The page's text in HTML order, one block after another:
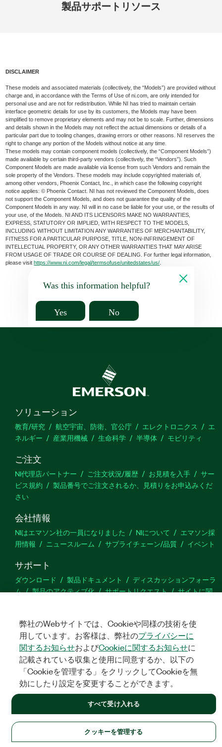
製品サポート リソース
DISCLAIMER
These models and associated materials (collectively, the “Models”) are provided without
charge and, in accordance with the Terms of Use of ni.com, are only intended for
personal use and are not for redistribution. While NI has tried to maintain certain
interface geometric details for use by its customers, the Models may have been
simplified to remove proprietary elements and may not be to scale. Further, dimensions
and details shown in the Models may not reflect the actual dimensions or details of a
particular part due to tooling changes, drawing errors or other reasons. NI reserves the
right to change any portion of the Models without notice at any time.
These models may contain component models (collectively, the “Component Models”)
made available by certain third-party vendors (collectively, the “Vendors”). Such
Component Models are made available via license from such Vendors and remain the
sole property of the Vendors. These models may include copyrighted materials of,
among other vendors, Phoenix Contact, Inc., in which case the following copyright
notice applies: © Phoenix Contact. NI has not reviewed the Component Models, does
not support the Component Models, and does not guarantee the quality of the
Component Models in any way. NI will in no case be liable for your use, or the results of
your use, of the Models. NI AND ITS LICENSORS MAKE NO WARRANTIES,
EXPRESS, STATUTORY OR IMPLIED, WITH RESPECT TO THE MODELS,
INCLUDING WITHOUT LIMITATION ANY WARRANTIES OF MERCHANTABILITY,
FITNESS FOR A PARTICULAR PURPOSE, TITLE, NON-INFRINGEMENT OF
INTELLECTUAL PROPERTY, OR ANY OTHER WARRANTIES THAT MAY ARISE
FROM USAGE OF TRADE OR COURSE OF DEALING. For further legal information,
please visithttps://www.ni.com/legal/termsofuse/unitedstates/us/
Was this information helpful?
Yes No
ソリューション
教育/研究 航空宇宙、防衛、官公庁 エレクトロニクス
エ
ネルギー
産業用機械 生命科学 半導体 モビリティ
ご注文
NI代理店パートナー ご注文状況/履歴 お見積を入手
サー
ビス規約
製品番号でご注文されるか、見積りをお申込みくだ
さい
会社情報
NIはエマソン社の一員になりました NIについて
エマソン採
用情報
ニュースルーム サプライチェーン/品質 イベント
サポート
ダウンロード 製品ドキュメント
ディスカッションフォーラ
ム
製品のアクティブ化 サポートリクエスト
サイトに関
TwitterYouTube
法令関連情報|IMPRINT|プライバシー|クッキーを管理する
NATIONAL INSTRUMENTS CORP. ALL RIGHTS RESERVED.
弊社のWebサイトでは、Cookieや同様の技術を使
用しています。お客様は、弊社のプライバシーに
関するお知らせおよびCookieに関するお知らせに
記載されている収集と使用に同意するか、以下の
「Cookieを管理する」をクリックしてCookieを無
効にしたり設定を変更することができます。
クッキーを管理する
すべて受け入れる